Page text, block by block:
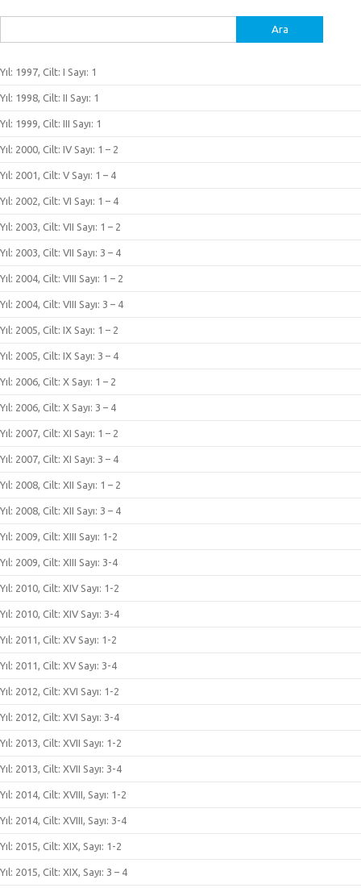
Yıl: 1997, Cilt: I Sayı: 1
Yıl: 1998, Cilt: II Sayı: 1
Yıl: 1999, Cilt: III Sayı: 1
Yıl: 2000, Cilt: IV Sayı: 1 – 2
Yıl: 2001, Cilt: V Sayı: 1 – 4
Yıl: 2002, Cilt: VI Sayı: 1 – 4
Yıl: 2003, Cilt: VII Sayı: 1 – 2
Yıl: 2003, Cilt: VII Sayı: 3 – 4
Yıl: 2004, Cilt: VIII Sayı: 1 – 2
Yıl: 2004, Cilt: VIII Sayı: 3 – 4
Yıl: 2005, Cilt: IX Sayı: 1 – 2
Yıl: 2005, Cilt: IX Sayı: 3 – 4
Yıl: 2006, Cilt: X Sayı: 1 – 2
Yıl: 2006, Cilt: X Sayı: 3 – 4
Yıl: 2007, Cilt: XI Sayı: 1 – 2
Yıl: 2007, Cilt: XI Sayı: 3 – 4
Yıl: 2008, Cilt: XII Sayı: 1 – 2
Yıl: 2008, Cilt: XII Sayı: 3 – 4
Yıl: 2009, Cilt: XIII Sayı: 1-2
Yıl: 2009, Cilt: XIII Sayı: 3-4
Yıl: 2010, Cilt: XIV Sayı: 1-2
Yıl: 2010, Cilt: XIV Sayı: 3-4
Yıl: 2011, Cilt: XV Sayı: 1-2
Yıl: 2011, Cilt: XV Sayı: 3-4
Yıl: 2012, Cilt: XVI Sayı: 1-2
Yıl: 2012, Cilt: XVI Sayı: 3-4
Yıl: 2013, Cilt: XVII Sayı: 1-2
Yıl: 2013, Cilt: XVII Sayı: 3-4
Yıl: 2014, Cilt: XVIII, Sayı: 1-2
Yıl: 2014, Cilt: XVIII, Sayı: 3-4
Yıl: 2015, Cilt: XIX, Sayı: 1-2
Yıl: 2015, Cilt: XIX, Sayı: 3 – 4